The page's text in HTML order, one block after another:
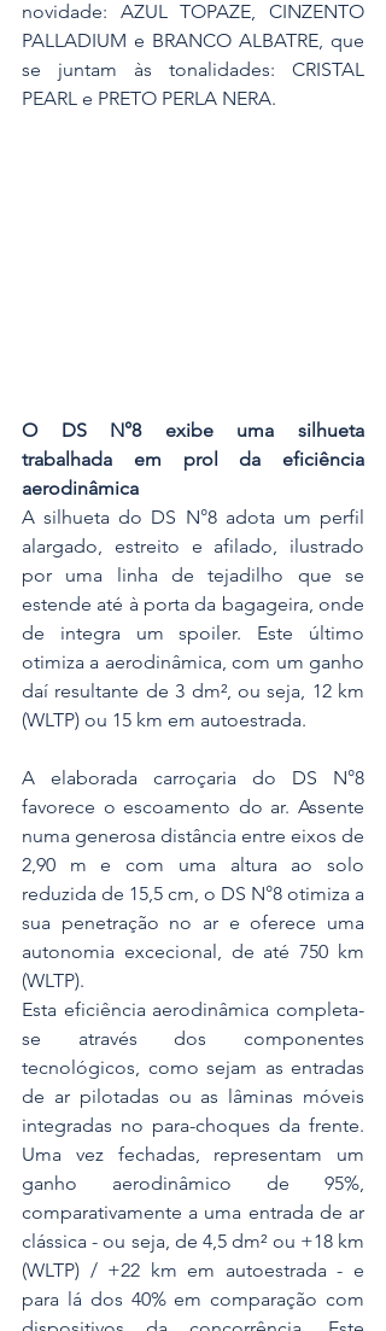
novidade: AZUL TOPAZE, CINZENTO
PALLADIUM e BRANCO ALBATRE, que
se juntam às tonalidades: CRISTAL
PEARL e PRETO PERLA NERA.
O DS N°8 exibe uma silhueta
trabalhada em prol da eficiência
aerodinâmica
A silhueta do DS N°8 adota um perfil
alargado, estreito e afilado, ilustrado
por uma linha de tejadilho que se
estende até à porta da bagageira, onde
de integra um spoiler. Este último
otimiza a aerodinâmica, com um ganho
daí resultante de 3 dm², ou seja, 12 km
(WLTP) ou 15 km em autoestrada.
A elaborada carroçaria do DS N°8
favorece o escoamento do ar. Assente
numa generosa distância entre eixos de
2,90 m e com uma altura ao solo
reduzida de 15,5 cm, o DS N°8 otimiza a
sua penetração no ar e oferece uma
autonomia excecional, de até 750 km
(WLTP).
Esta eficiência aerodinâmica completa-
se através dos componentes
tecnológicos, como sejam as entradas
de ar pilotadas ou as lâminas móveis
integradas no para-choques da frente.
Uma vez fechadas, representam um
ganho aerodinâmico de 95%,
comparativamente a uma entrada de ar
clássica - ou seja, de 4,5 dm² ou +18 km
(WLTP) / +22 km em autoestrada - e
para lá dos 40% em comparação com